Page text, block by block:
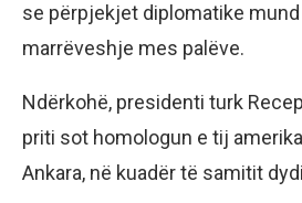
se përpjekjet diplomatike
marrëveshje mes palëve.
Ndërkohë, presidenti turk
priti sot homologun e tij
Ankara, në kuadër të samitit